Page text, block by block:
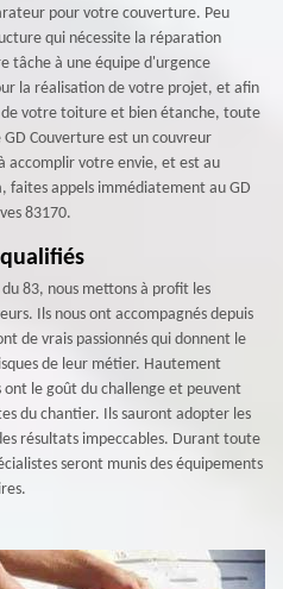
pour votre couverture. Peu
qui nécessite la réparation
tâche à une équipe d'urgence
la réalisation de votre projet, et afin
votre toiture et bien étanche, toute
Couverture est un couvreur
accomplir votre envie, et est au
faites appels immédiatement au GD
83170.
83, nous mettons à profit les
Ils nous ont accompagnés depuis
de vrais passionnés qui donnent le
de leur métier. Hautement
ont le goût du challenge et peuvent
du chantier. Ils sauront adopter les
résultats impeccables. Durant toute
seront munis des équipements